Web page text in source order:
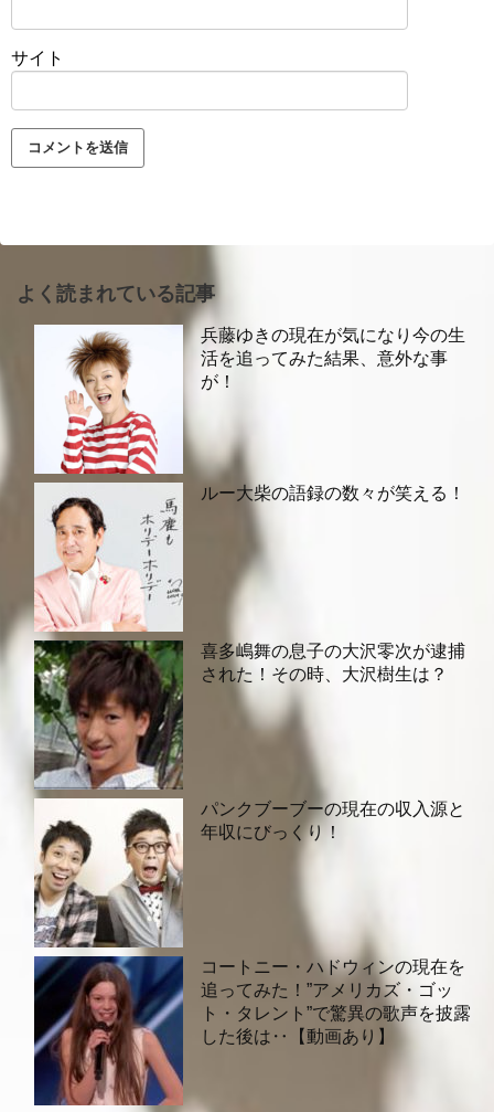
サイト
よく読まれている記事
兵藤ゆきの現在が気になり今の生
活を追ってみた結果、意外な事
が！
ルー大柴の語録の数々が笑える！
喜多嶋舞の息子の大沢零次が逮捕
された！その時、大沢樹生は？
パンクブーブーの現在の収入源と
年収にびっくり！
コートニー・ハドウィンの現在を
追ってみた！”アメリカズ・ゴッ
ト・タレント”で驚異の歌声を披露
した後は‥【動画あり】